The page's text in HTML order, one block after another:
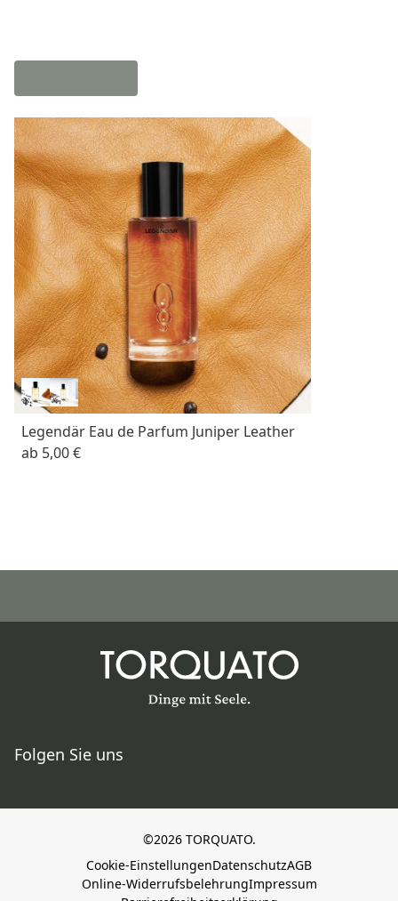
Legendär Eau de Parfum Juniper Leather
ab 5,00 €
Folgen Sie uns
©2026 TORQUATO.
Cookie-EinstellungenDatenschutzAGB
Online-WiderrufsbelehrungImpressum